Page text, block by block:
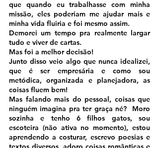
que quando eu trabalhasse com minha
missão, eles poderiam me ajudar mais e
minha vida fluiria e foi mesmo assim.
Demorei um tempo pra realmente largar
tudo e viver de cartas.
Mas foi a melhor decisão!
Junto disso veio algo que nunca idealizei,
que é ser empresária e como sou
metódica, organizada e planejadora, as
coisas fluem bem!
Mas falando mais do pessoal, coisas que
ninguém imagina pra ter graça né?  Moro
sozinha e tenho 6 filhos gatos, sou
escoteira (não ativa no momento), estou
aprendendo a costurar, escrevo poesias e